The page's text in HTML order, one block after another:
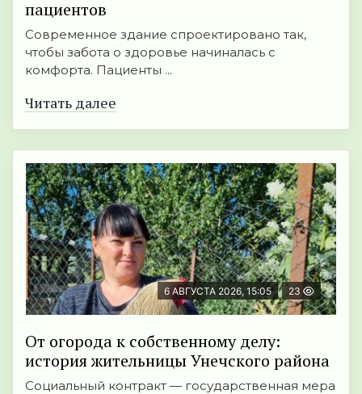
пациентов
Современное здание спроектировано так,
чтобы забота о здоровье начиналась с
комфорта. Пациенты ...
Читать далее
6 АВГУСТА 2026, 15:05 23
От огорода к собственному делу:
история жительницы Унечского района
Социальный контракт — государственная мера